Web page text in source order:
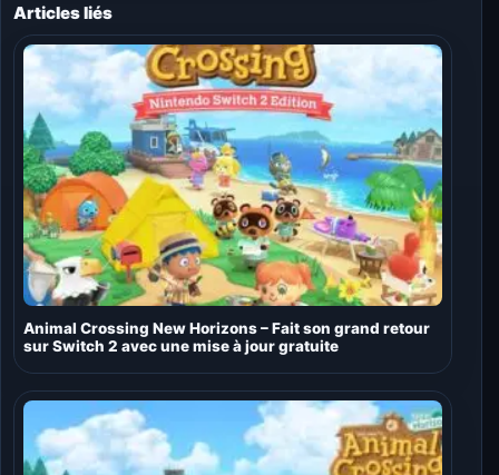
Articles liés
Animal Crossing New Horizons – Fait son grand retour
sur Switch 2 avec une mise à jour gratuite